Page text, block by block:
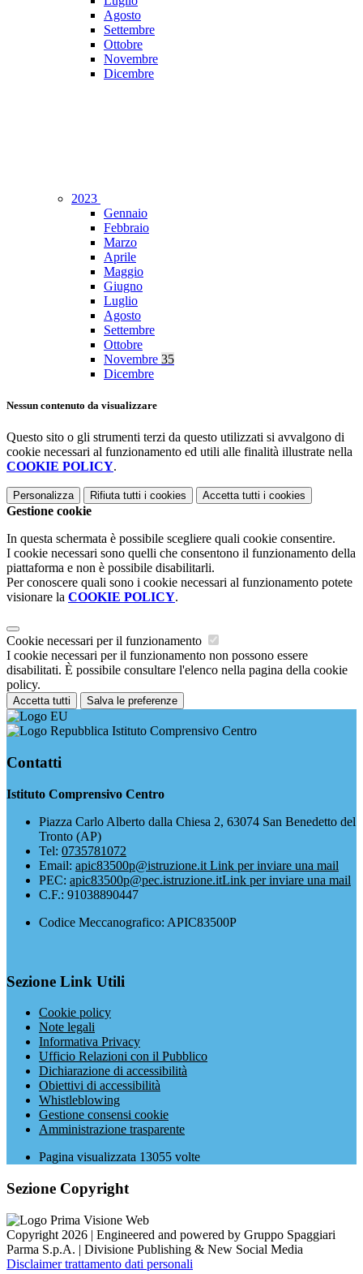
Agosto
Settembre
Ottobre
Novembre
Dicembre
2023
Gennaio
Febbraio
Marzo
Aprile
Maggio
Giugno
Luglio
Agosto
Settembre
Ottobre
Novembre 35
Dicembre
Nessun contenuto da visualizzare
Questo sito o gli strumenti terzi da questo utilizzati si avvalgono di
cookie necessari al funzionamento ed utili alle finalità illustrate nella
COOKIE POLICY.
Personalizza Rifiuta tutti i cookies Accetta tutti i cookies
Gestione cookie
In questa schermata è possibile scegliere quali cookie consentire.
I cookie necessari sono quelli che consentono il funzionamento della
piattaforma e non è possibile disabilitarli.
Per conoscere quali sono i cookie necessari al funzionamento potete
visionare la COOKIE POLICY.
Cookie necessari per il funzionamento
I cookie necessari per il funzionamento non possono essere
disabilitati. È possibile consultare l'elenco nella pagina della cookie
policy.
Accetta tutti Salva le preferenze
Istituto Comprensivo Centro
Contatti
Istituto Comprensivo Centro
Piazza Carlo Alberto dalla Chiesa 2, 63074 San Benedetto del
Tronto (AP)
Tel: 0735781072
Email: apic83500p@istruzione.it Link per inviare una mail
PEC: apic83500p@pec.istruzione.itLink per inviare una mail
C.F.: 91038890447
Codice Meccanografico: APIC83500P
Sezione Link Utili
Cookie policy
Note legali
Informativa Privacy
Ufficio Relazioni con il Pubblico
Dichiarazione di accessibilità
Obiettivi di accessibilità
Whistleblowing
Gestione consensi cookie
Amministrazione trasparente
Pagina visualizzata 13055 volte
Sezione Copyright
Copyright 2026 | Engineered and powered by Gruppo Spaggiari
Parma S.p.A. | Divisione Publishing & New Social Media
Disclaimer trattamento dati personali